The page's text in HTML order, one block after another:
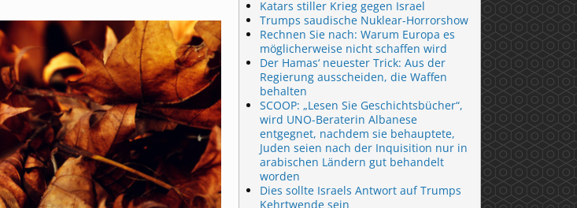
Katars stiller Krieg gegen Israel
Trumps saudische Nuklear-Horrorshow
Rechnen Sie nach: Warum Europa es
möglicherweise nicht schaffen wird
Der Hamas‘ neuester Trick: Aus der
Regierung ausscheiden, die Waffen
behalten
SCOOP: „Lesen Sie Geschichtsbücher“,
wird UNO-Beraterin Albanese
entgegnet, nachdem sie behauptete,
Juden seien nach der Inquisition nur in
arabischen Ländern gut behandelt
worden
Dies sollte Israels Antwort auf Trumps
Kehrtwende sein